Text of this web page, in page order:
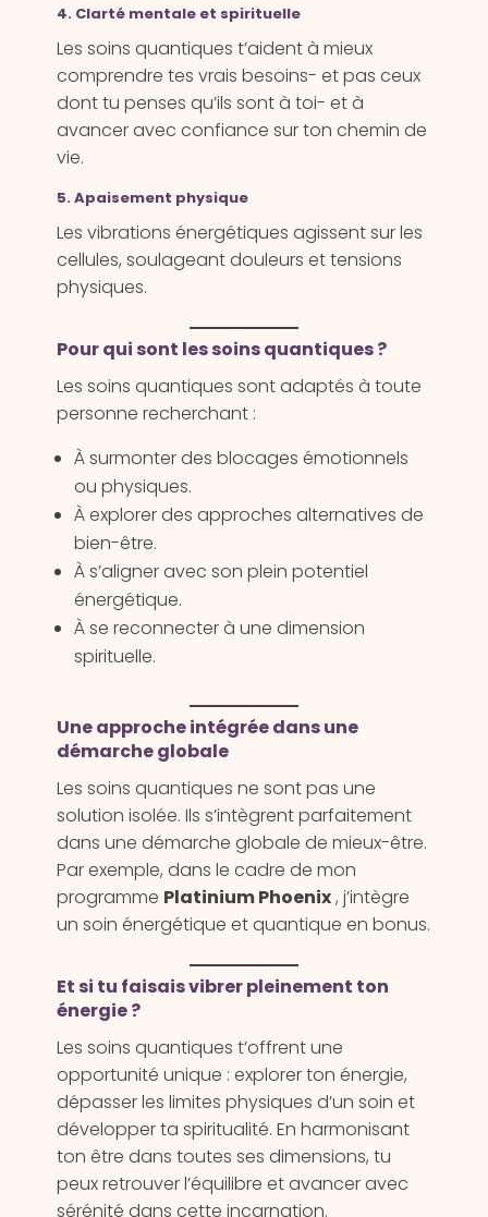
4. Clarté mentale et spirituelle
Les soins quantiques t’aident à mieux
comprendre tes vrais besoins- et pas ceux
dont tu penses qu’ils sont à toi- et à
avancer avec confiance sur ton chemin de
vie.
5. Apaisement physique
Les vibrations énergétiques agissent sur les
cellules, soulageant douleurs et tensions
physiques.
Pour qui sont les soins quantiques ?
Les soins quantiques sont adaptés à toute
personne recherchant :
À surmonter des blocages émotionnels
ou physiques.
À explorer des approches alternatives de
bien-être.
À s’aligner avec son plein potentiel
énergétique.
À se reconnecter à une dimension
spirituelle.
Une approche intégrée dans une
démarche globale
Les soins quantiques ne sont pas une
solution isolée. Ils s’intègrent parfaitement
dans une démarche globale de mieux-être.
Par exemple, dans le cadre de mon
programme Platinium Phoenix, j’intègre
un soin énergétique et quantique en bonus.
Et si tu faisais vibrer pleinement ton
énergie ?
Les soins quantiques t’offrent une
opportunité unique : explorer ton énergie,
dépasser les limites physiques d’un soin et
développer ta spiritualité. En harmonisant
ton être dans toutes ses dimensions, tu
peux retrouver l’équilibre et avancer avec
sérénité dans cette incarnation.